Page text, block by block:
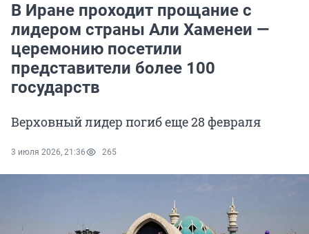
В Иране проходит прощание с
лидером страны Али Хаменеи —
церемонию посетили
представители более 100
государств
Верховный лидер погиб еще 28 февраля
3 июля 2026, 21:36 265